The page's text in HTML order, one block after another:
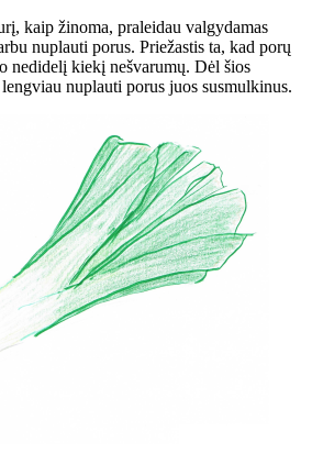
kaip žinoma, praleidau valgydamas
nuplauti porus. Priežastis ta, kad porų
nedidelį kiekį nešvarumų. Dėl šios
nuplauti porus juos susmulkinus.